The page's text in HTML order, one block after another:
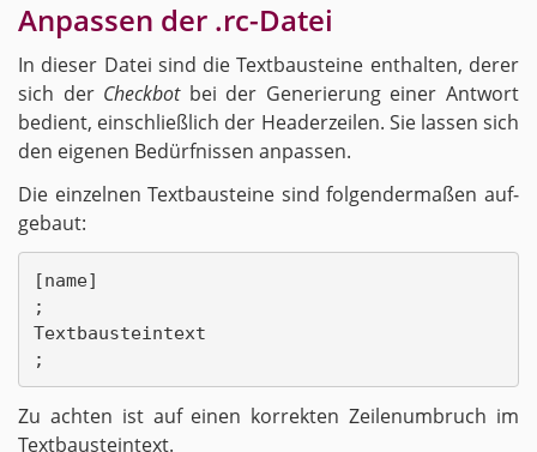
An­pas­sen der .rc-Da­tei
In die­ser Datei sind die Text­bau­stei­ne ent­hal­ten, derer
sich der Check­botbei der Ge­ne­rie­rung einer Ant­wort
be­dient, ein­schließ­lich der Hea­der­zei­len. Sie las­sen sich
den ei­ge­nen Be­dürf­nis­sen an­pas­sen.
Die ein­zel­nen Text­bau­stei­ne sind fol­gen­der­ma­ßen auf­
ge­baut:
[name]
;
Textbausteintext
Zu ach­ten ist auf einen kor­rek­ten Zei­len­um­bruch im
Text­bau­stein­text.